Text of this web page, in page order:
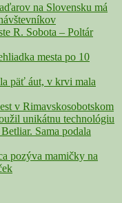
na Slovensku má
R. Sobota – Poltár
mesta po 10
päť áut, v krvi mala
v Rimavskosobotskom
unikátnu technológiu
Sama podala
pozýva mamičky na